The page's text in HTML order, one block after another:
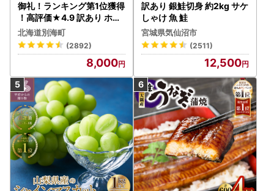
御礼！ランキング第1位獲得
！高評価★4.9 訳あり ホタ
テ 400g（ほたて 帆立 貝柱
冷凍 ）
北海道別海町
(2892)
8,000
訳あり 銀鮭切身 約2kg サケ
しゃけ 魚 鮭
宮城県気仙沼市
(2511)
12,500